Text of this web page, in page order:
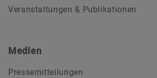
Veranstaltungen & Publikationen
Medien
Pressemitteilungen